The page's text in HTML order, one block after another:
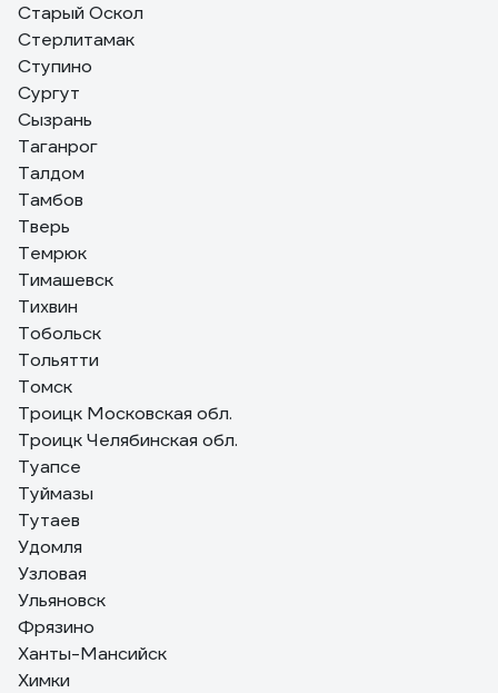
Старый Оскол
Стерлитамак
Ступино
Сургут
Сызрань
Таганрог
Талдом
Тамбов
Тверь
Темрюк
Тимашевск
Тихвин
Тобольск
Тольятти
Томск
Троицк Московская обл.
Троицк Челябинская обл.
Туапсе
Туймазы
Тутаев
Удомля
Узловая
Ульяновск
Фрязино
Ханты-Мансийск
Химки